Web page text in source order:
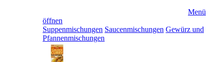
Menü
öffnen
Suppenmischungen Saucenmischungen Gewürz und
Pfannenmischungen